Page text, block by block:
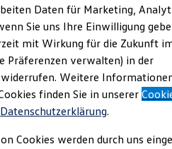
und Gebrauchtwagen
Daten für Marketing,
Sie uns Ihre Einwilligung
mit Wirkung für die Zukunft
Präferenzen verwalten) in der
Weitere
finden Sie in unserer
Datenschutzerklärung.
Cookies werden durch uns